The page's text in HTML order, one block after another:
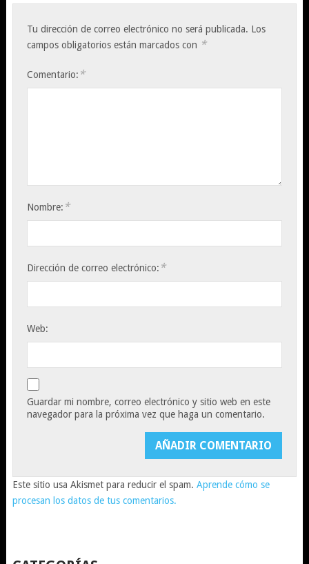
Tu dirección de correo electrónico no será publicada. Los
campos obligatorios están marcados con *
Comentario: *
Nombre: *
Dirección de correo electrónico: *
Web:
Guardar mi nombre, correo electrónico y sitio web en este
navegador para la próxima vez que haga un comentario.
Este sitio usa Akismet para reducir el spam. Aprende cómo se
procesan los datos de tus comentarios.